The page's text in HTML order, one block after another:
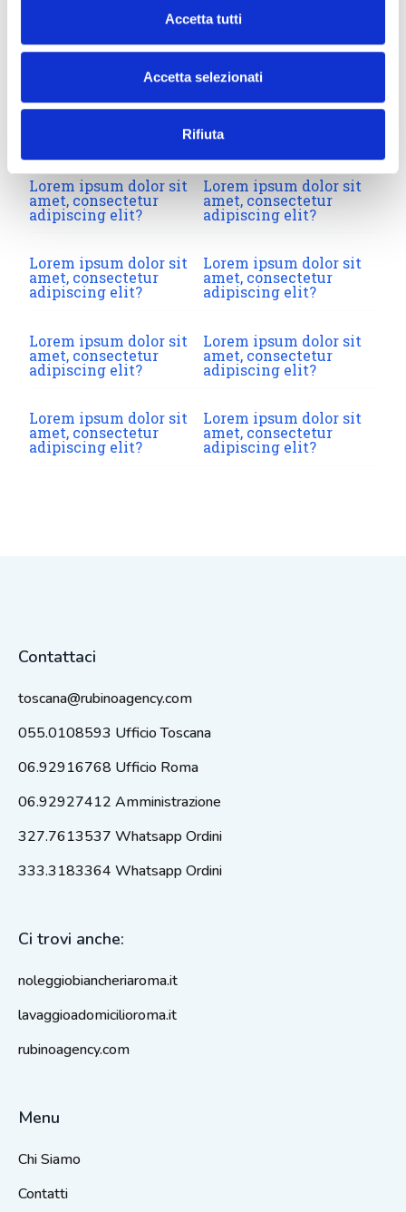
Accetta tutti
Accetta selezionati
Rifiuta
FAQ
Lorem ipsum dolor sit amet, consectetur adipiscing
elit, sed do eiusmod tempor incididunt ut labore et
dolore magna aliqua. Ut enim ad minim venia
Lorem ipsum dolor sit
amet, consectetur
adipiscing elit?
Lorem ipsum dolor sit
amet, consectetur
adipiscing elit?
Lorem ipsum dolor sit
amet, consectetur
adipiscing elit?
Lorem ipsum dolor sit
amet, consectetur
adipiscing elit?
Lorem ipsum dolor sit
amet, consectetur
adipiscing elit?
Lorem ipsum dolor sit
amet, consectetur
adipiscing elit?
Lorem ipsum dolor sit
amet, consectetur
adipiscing elit?
Lorem ipsum dolor sit
amet, consectetur
adipiscing elit?
Contattaci
toscana@rubinoagency.com
055.0108593 Ufficio Toscana
06.92916768 Ufficio Roma
06.92927412 Amministrazione
327.7613537 Whatsapp Ordini
333.3183364 Whatsapp Ordini
Ci trovi anche:
noleggiobiancheriaroma.it
lavaggioadomicilioroma.it
rubinoagency.com
Menu
Chi Siamo
Contatti